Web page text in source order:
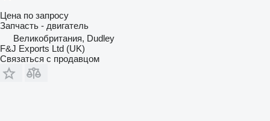
Цена по запросу
Запчасть - двигатель
Великобритания, Dudley
F&J Exports Ltd (UK)
Связаться с продавцом